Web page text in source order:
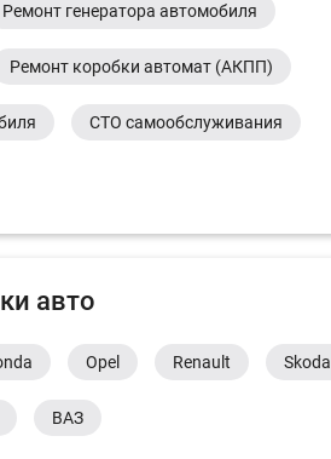
Ремонт генератора автомобиля
Ремонт коробки автомат (АКПП)
СТО самообслуживания
авто
Opel Renault Skoda
ВАЗ